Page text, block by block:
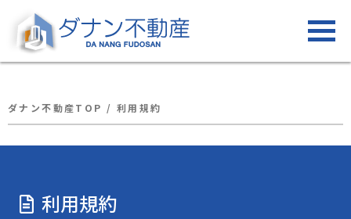
ダナン不動産TOP / 利用規約
利用規約